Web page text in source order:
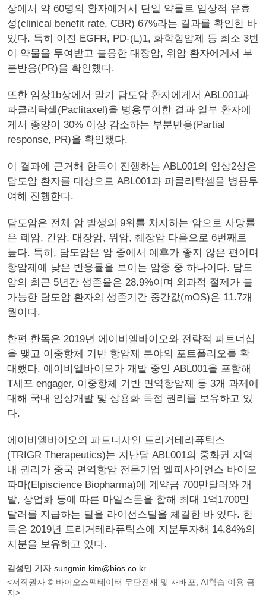
상에서 약 60명의 환자에게서 단일 약물로 임상적 유효
성(clinical benefit rate, CBR) 67%라는 결과를 확인한 바
있다. 특히 이전 EGFR, PD-(L)1, 화학항암제 등 최소 3번
이 약물을 투여받고 불응한 대장암, 위암 환자에게서 부
분반응(PR)을 확인했다.
또한 임상1b상에서 말기 담도암 환자에게서 ABL001과
파클리탁셀(Paclitaxel)을 병용투여한 결과 일부 환자에
게서 종양이 30% 이상 감소하는 부분반응(Partial
response, PR)을 확인했다.
이 결과에 근거해 한독이 진행하는 ABL001의 임상2상은
담도암 환자를 대상으로 ABL001과 파클리탁셀을 병용투
여해 진행한다.
담도암은 전체 암 발생의 9위를 차지하는 암으로 사망률
은 폐암, 간암, 대장암, 위암, 췌장암 다음으로 6번째로
높다. 특히, 담도암은 암 중에서 예후가 좋지 않은 편이며
항암제에 낮은 반응률을 보이는 암종 중 하나이다. 담도
암의 최근 5년간 생존율은 28.9%이며 외과적 절제가 불
가능한 담도암 환자의 생존기간 중간값(mOS)은 11.7개
월이다.
한편 한독은 2019년 에이비엘바이오와 전략적 파트너십
을 맺고 이중항체 기반 항암제 분야의 포트폴리오를 확
대했다. 에이비엘바이오가 개발 중인 ABL001을 포함해
T세포 engager, 이중항체 기반 면역항암제 등 3개 과제에
대해 국내 임상개발 및 상용화 독점 권리를 보유하고 있
다.
에이비엘바이오의 파트너사인 트리거테라퓨틱스
(TRIGR Therapeutics)는 지난달 ABL001의 중화권 지역
내 권리가 중국 면역항암 전문기업 엘피사이언스 바이오
파마(Elpiscience Biopharma)에 계약금 700만달러와 개
발, 상업화 등에 따른 마일스톤을 합해 최대 1억1700만
달러를 지급하는 딜을 라이선스딜을 체결한 바 있다. 한
독은 2019년 트리거테라퓨틱스에 지분투자해 14.84%의
지분을 보유하고 있다.
김성민 기자 sungmin.kim@bios.co.kr
<저작권자 © 바이오스펙테이터 무단전재 및 재배포, AI학습 이용 금
지>